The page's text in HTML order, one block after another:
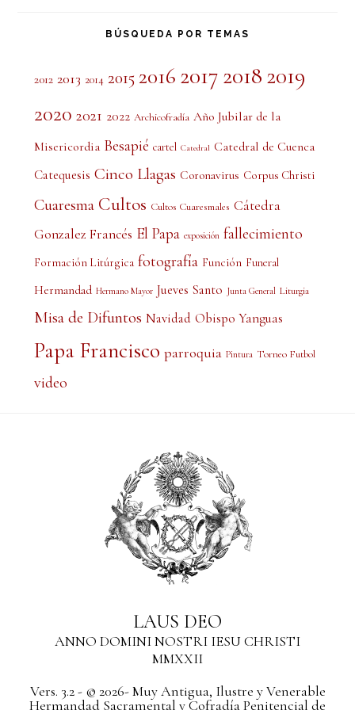
BÚSQUEDA POR TEMAS
2012 2013 2014 2015 2016 2017 2018 2019
2020 2021 2022 Archicofradía Año Jubilar de la
Misericordia Besapié cartel Catedral Catedral de Cuenca
Catequesis Cinco Llagas Coronavirus Corpus Christi
Cuaresma Cultos Cultos Cuaresmales Cátedra
Gonzalez Francés El Papa exposición fallecimiento
Formación Litúrgica fotografía Función Funeral
Hermandad Hermano Mayor Jueves Santo Junta General Liturgia
Misa de Difuntos Navidad Obispo Yanguas
Papa Francisco parroquia Pintura Torneo Futbol
video
LAUS DEO
ANNO DOMINI NOSTRI IESU CHRISTI
MMXXII
Vers. 3.2 - © 2026- Muy Antigua, Ilustre y Venerable
Hermandad Sacramental y Cofradía Penitencial de